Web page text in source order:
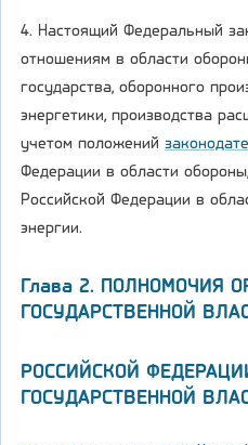
4. Настоящий Федеральный
отношениям в области
государства, оборонного
энергетики, производства
учетом положений
Федерации в области обороны,
Российской Федерации в
энергии.
Глава 2. ПОЛНОМОЧИЯ
ГОСУДАРСТВЕННОЙ
РОССИЙСКОЙ
ГОСУДАРСТВЕННОЙ